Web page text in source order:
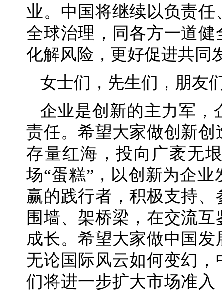
业。中国将继续以负责
全球治理，同各方一道
化解风险，更好促进共同
女士们，先生们，朋友
企业是创新的主力军，
责任。希望大家做创新
存量红海，投向广袤无
场“蛋糕”，以创新为企
赢的践行者，积极支持
围墙、架桥梁，在交流
成长。希望大家做中国
无论国际风云如何变幻
们将进一步扩大市场准